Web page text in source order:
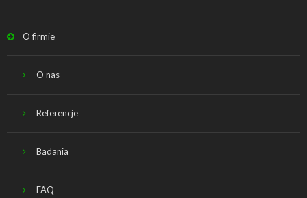
O firmie
O nas
Referencje
Badania
FAQ